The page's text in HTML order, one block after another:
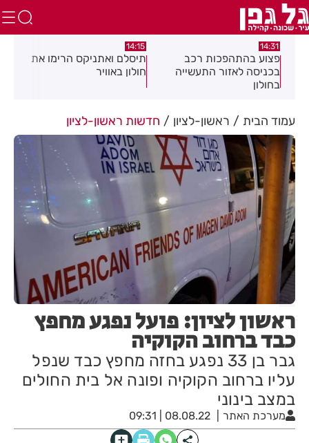
14:31
פצוע בהתהפכות רכב
בכניסה לאזור התעשייה
בחולון
14:15
תיסלם ואתניקס הרימו את
חולון באוויר
עמוד הבית ראשון-לציון חדשות ראשון-לציון
ראשון לציון: פועל נפגע מחפץ
כבד ברחוב הקוקיה
גבר בן 33 נפגע בחזה מחפץ כבד שנפל
עליו ברחוב הקוקיה ופונה אל בית החולים
במצב בינוני
מערכת האתר 08.08.22 | 09:31